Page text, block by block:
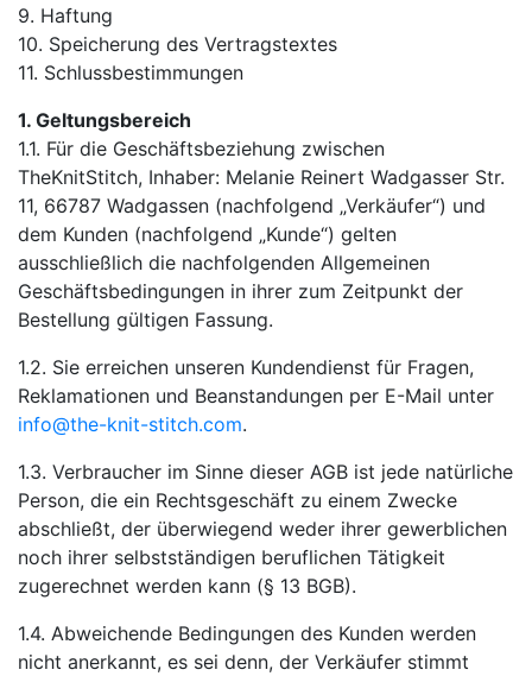
9. Haftung
10. Speicherung des Vertragstextes
11. Schlussbestimmungen
1. Geltungsbereich
1.1. Für die Geschäftsbeziehung zwischen
TheKnitStitch, Inhaber: Melanie Reinert Wadgasser Str.
11, 66787 Wadgassen (nachfolgend „Verkäufer“) und
dem Kunden (nachfolgend „Kunde“) gelten
ausschließlich die nachfolgenden Allgemeinen
Geschäftsbedingungen in ihrer zum Zeitpunkt der
Bestellung gültigen Fassung.
1.2. Sie erreichen unseren Kundendienst für Fragen,
Reklamationen und Beanstandungen per E-Mail unter
info@the-knit-stitch.com.
1.3. Verbraucher im Sinne dieser AGB ist jede natürliche
Person, die ein Rechtsgeschäft zu einem Zwecke
abschließt, der überwiegend weder ihrer gewerblichen
noch ihrer selbstständigen beruflichen Tätigkeit
zugerechnet werden kann (§ 13 BGB).
1.4. Abweichende Bedingungen des Kunden werden
nicht anerkannt, es sei denn, der Verkäufer stimmt